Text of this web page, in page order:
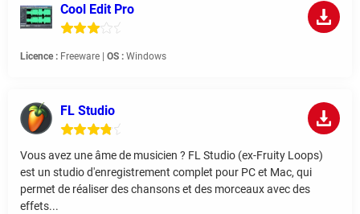
Cool Edit Pro
Licence : Freeware | OS : Windows
FL Studio
Vous avez une âme de musicien ? FL Studio (ex-Fruity Loops)
est un studio d'enregistrement complet pour PC et Mac, qui
permet de réaliser des chansons et des morceaux avec des
effets...